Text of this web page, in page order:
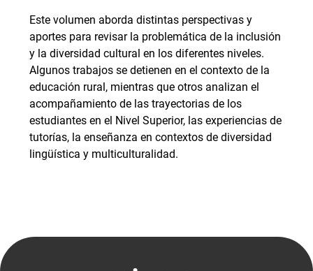
Este volumen aborda distintas perspectivas y
aportes para revisar la problemática de la inclusión
y la diversidad cultural en los diferentes niveles.
Algunos trabajos se detienen en el contexto de la
educación rural, mientras que otros analizan el
acompañamiento de las trayectorias de los
estudiantes en el Nivel Superior, las experiencias de
tutorías, la enseñanza en contextos de diversidad
lingüística y multiculturalidad.